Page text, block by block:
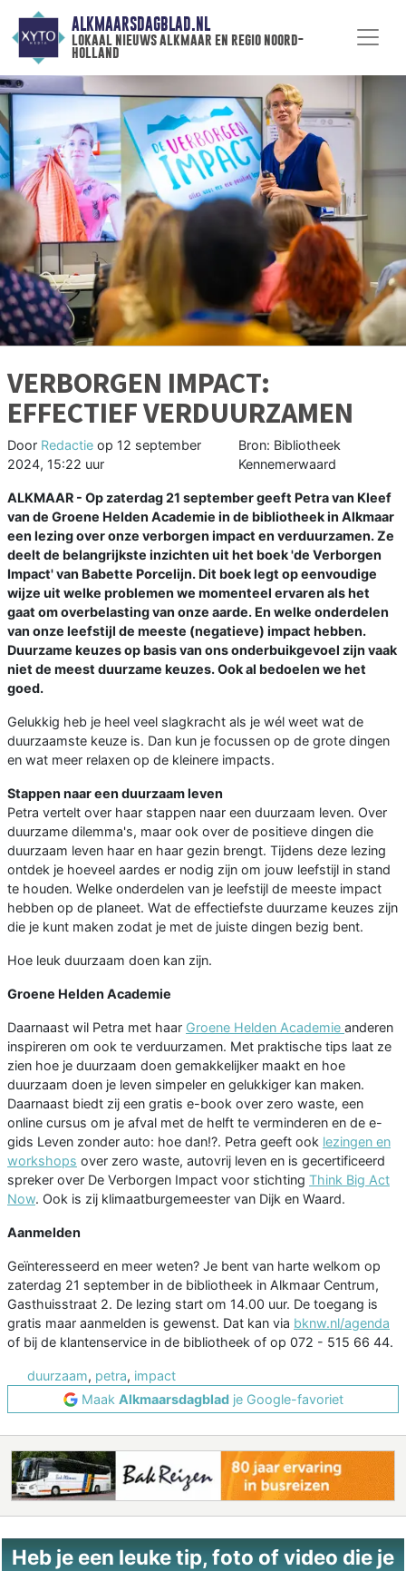
ALKMAARSDAGBLAD.NL
lokaal nieuws alkmaar en regio noord-
holland
VERBORGEN IMPACT:
EFFECTIEF VERDUURZAMEN
Door Redactie op 12 september
2024, 15:22 uur
Bron: Bibliotheek
Kennemerwaard
ALKMAAR - Op zaterdag 21 september geeft Petra van Kleef
van de Groene Helden Academie in de bibliotheek in Alkmaar
een lezing over onze verborgen impact en verduurzamen. Ze
deelt de belangrijkste inzichten uit het boek 'de Verborgen
Impact' van Babette Porcelijn. Dit boek legt op eenvoudige
wijze uit welke problemen we momenteel ervaren als het
gaat om overbelasting van onze aarde. En welke onderdelen
van onze leefstijl de meeste (negatieve) impact hebben.
Duurzame keuzes op basis van ons onderbuikgevoel zijn vaak
niet de meest duurzame keuzes. Ook al bedoelen we het
goed.
Gelukkig heb je heel veel slagkracht als je wél weet wat de
duurzaamste keuze is. Dan kun je focussen op de grote dingen
en wat meer relaxen op de kleinere impacts.
Stappen naar een duurzaam leven
Petra vertelt over haar stappen naar een duurzaam leven. Over
duurzame dilemma's, maar ook over de positieve dingen die
duurzaam leven haar en haar gezin brengt. Tijdens deze lezing
ontdek je hoeveel aardes er nodig zijn om jouw leefstijl in stand
te houden. Welke onderdelen van je leefstijl de meeste impact
hebben op de planeet. Wat de effectiefste duurzame keuzes zijn
die je kunt maken zodat je met de juiste dingen bezig bent.
Hoe leuk duurzaam doen kan zijn.
Groene Helden Academie
Daarnaast wil Petra met haar Groene Helden Academie anderen
inspireren om ook te verduurzamen. Met praktische tips laat ze
zien hoe je duurzaam doen gemakkelijker maakt en hoe
duurzaam doen je leven simpeler en gelukkiger kan maken.
Daarnaast biedt zij een gratis e-book over zero waste, een
online cursus om je afval met de helft te verminderen en de e-
gids Leven zonder auto: hoe dan!?. Petra geeft ook lezingen en
workshops over zero waste, autovrij leven en is gecertificeerd
spreker over De Verborgen Impact voor stichting Think Big Act
Now. Ook is zij klimaatburgemeester van Dijk en Waard.
Aanmelden
Geïnteresseerd en meer weten? Je bent van harte welkom op
zaterdag 21 september in de bibliotheek in Alkmaar Centrum,
Gasthuisstraat 2. De lezing start om 14.00 uur. De toegang is
gratis maar aanmelden is gewenst. Dat kan via bknw.nl/agenda
of bij de klantenservice in de bibliotheek of op 072 - 515 66 44.
duurzaam, petra, impact
Maak Alkmaarsdagbladje Google-favoriet
Heb je een leuke tip, foto of video die je